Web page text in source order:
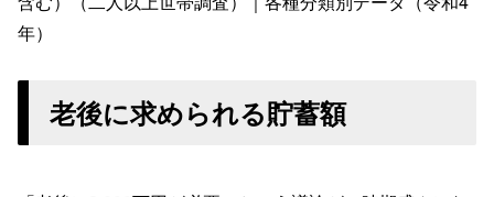
年）
老後に求められる貯蓄額